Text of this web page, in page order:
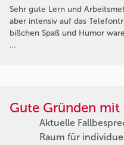
Sehr gute Lern und
aber intensiv auf das
bißchen Spaß und Humor
…
Gute Gründen
Aktuelle
Raum für